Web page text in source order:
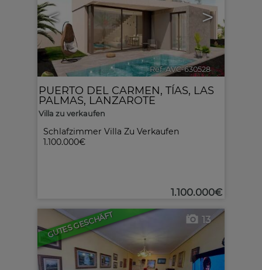
< >
Ref. AVC-630528 🔗
Schlafzimmer Villa Zu Verkaufen
1.100.000€
PUERTO DEL CARMEN, TÍAS, LAS
PALMAS, LANZAROTE
Villa zu verkaufen
1.100.000€
GUTES GESCHÄFT 13